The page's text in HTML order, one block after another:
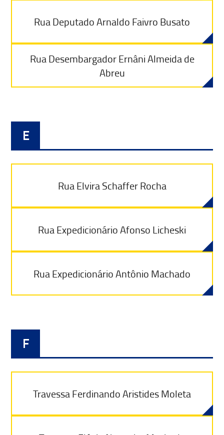
Rua Deputado Arnaldo Faivro Busato
Rua Desembargador Ernâni Almeida de
Abreu
E
Rua Elvira Schaffer Rocha
Rua Expedicionário Afonso Licheski
Rua Expedicionário Antônio Machado
F
Travessa Ferdinando Aristides Moleta